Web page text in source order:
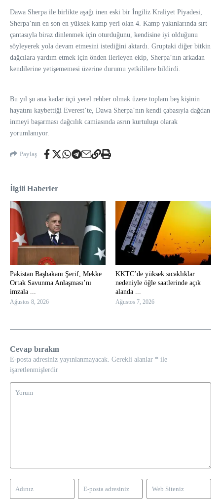
Dawa Sherpa ile birlikte aşağı inen eski bir İngiliz Kraliyet Piyadesi,
Sherpa’nın en son en yüksek kamp yeri olan 4. Kamp yakınlarında sırt
çantasıyla biraz dinlenmek için oturduğunu, kendisine iyi olduğunu
söyleyerek yola devam etmesini istediğini aktardı. Gruptaki diğer bitkin
dağcılara yardım etmek için önden ilerleyen ekip, Sherpa’nın arkadan
kendilerine yetişememesi üzerine durumu yetkililere bildirdi.
Bu yıl şu ana kadar üçü yerel rehber olmak üzere toplam beş kişinin
hayatını kaybettiği Everest’te, Dawa Sherpa’nın kendi çabasıyla dağdan
inmeyi başarması dağcılık camiasında asrın kurtuluşu olarak
yorumlanıyor.
Paylaş
İlgili Haberler
Pakistan Başbakanı Şerif, Mekke
Ortak Savunma Anlaşması’nı
imzala ...
Ağustos 8, 2026
KKTC’de yüksek sıcaklıklar
nedeniyle öğle saatlerinde açık
alanda ...
Ağustos 7, 2026
Cevap bırakın
E-posta adresiniz yayınlanmayacak. Gerekli alanlar * ile
işaretlenmişlerdir